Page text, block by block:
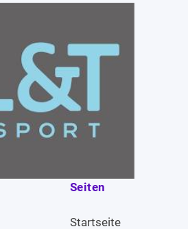
Seiten
Startseite